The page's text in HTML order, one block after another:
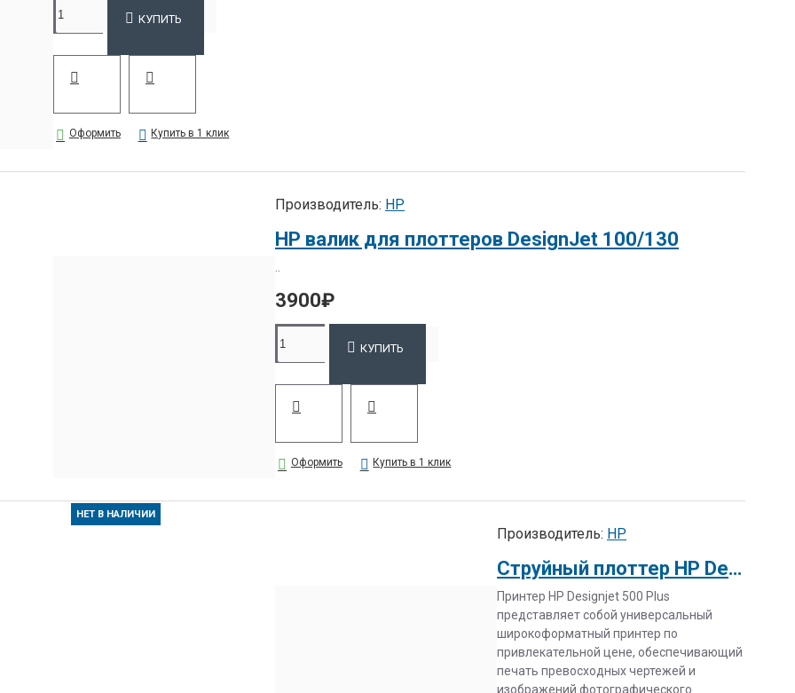
КУПИТЬ
Оформить Купить в 1 клик
НЕТ В НАЛИЧИИ
Производитель: HP
HP валик для плоттеров DesignJet 100/130
3900₽
КУПИТЬ
Оформить Купить в 1 клик
Производитель: HP
Струйный плоттер HP Design Jet 500 plus 42 inch
Принтер HP Designjet 500 Plus
представляет собой универсальный
широкоформатный принтер по
привлекательной цене, обеспечивающий
печать превосходных чертежей и
изображений фотографического